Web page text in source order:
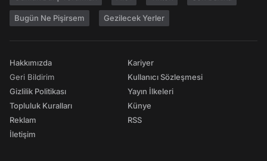
Bugün Ne Pişirsem Gezilecek Yerler
Hakkımızda
Geri Bildirim
Gizlilik Politikası
Topluluk Kuralları
Reklam
İletişim
Kariyer
Kullanıcı Sözleşmesi
Yayın İlkeleri
Künye
RSS